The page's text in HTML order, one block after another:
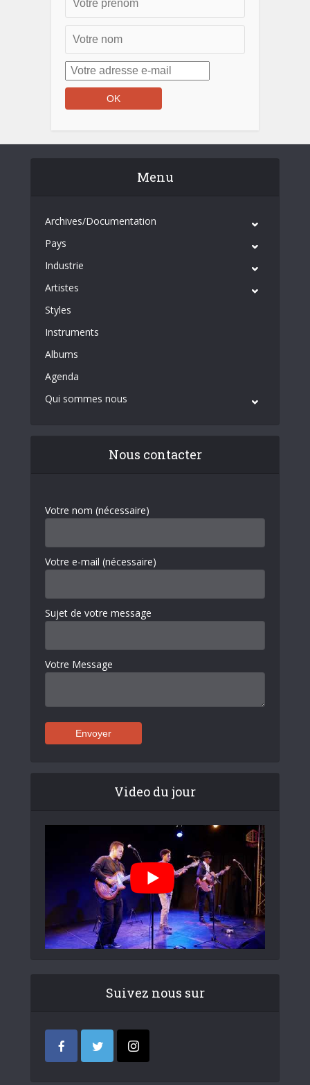
Menu
Archives/Documentation
Pays
Industrie
Artistes
Styles
Instruments
Albums
Agenda
Qui sommes nous
Nous contacter
Votre nom (nécessaire)
Votre e-mail (nécessaire)
Sujet de votre message
Votre Message
Video du jour
Suivez nous sur